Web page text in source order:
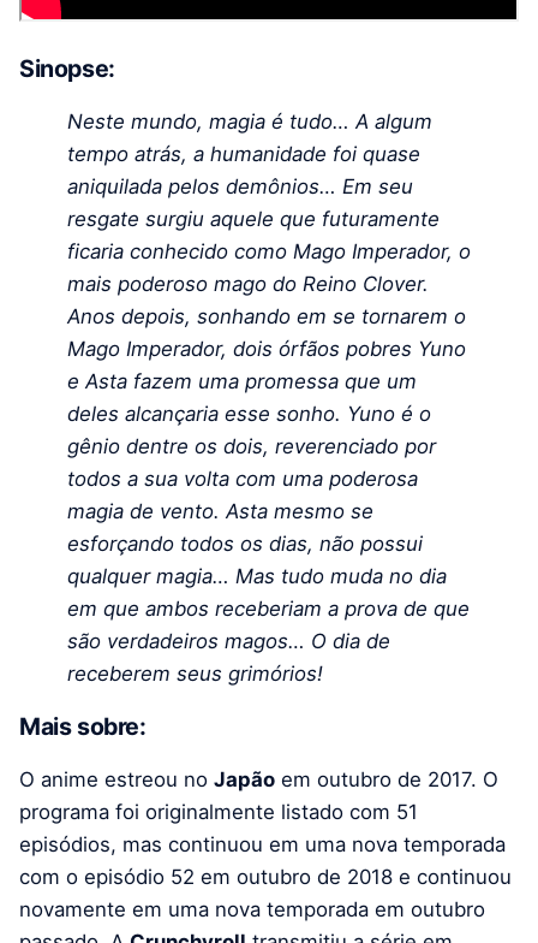
Sinopse:
Neste mundo, magia é tudo… A algum
tempo atrás, a humanidade foi quase
aniquilada pelos demônios… Em seu
resgate surgiu aquele que futuramente
ficaria conhecido como Mago Imperador, o
mais poderoso mago do Reino Clover.
Anos depois, sonhando em se tornarem o
Mago Imperador, dois órfãos pobres Yuno
e Asta fazem uma promessa que um
deles alcançaria esse sonho. Yuno é o
gênio dentre os dois, reverenciado por
todos a sua volta com uma poderosa
magia de vento. Asta mesmo se
esforçando todos os dias, não possui
qualquer magia… Mas tudo muda no dia
em que ambos receberiam a prova de que
são verdadeiros magos… O dia de
receberem seus grimórios!
Mais sobre:
O anime estreou no Japão em outubro de 2017. O
programa foi originalmente listado com 51
episódios, mas continuou em uma nova temporada
com o episódio 52 em outubro de 2018 e continuou
novamente em uma nova temporada em outubro